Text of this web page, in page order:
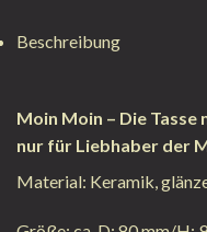
Beschreibung
Moin Moin – Die
nur für Liebhaber der
Material: Keramik,